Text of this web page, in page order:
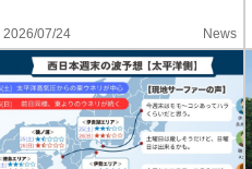
2026/07/24 News